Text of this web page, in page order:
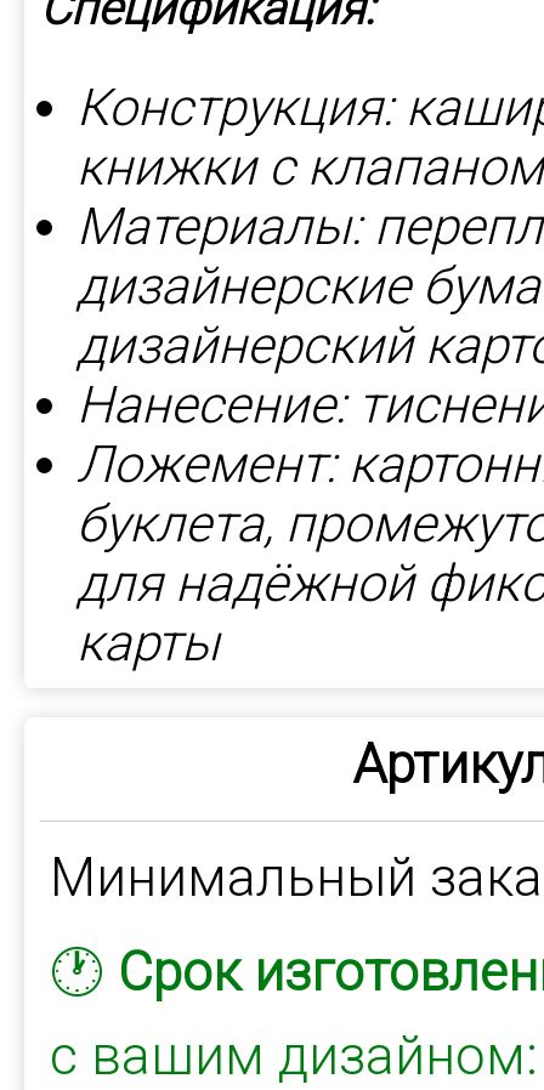
Конструкция:
книжки с
Материалы:
дизайнерские
дизайнерский
Нанесение:
Ложемент:
буклета,
для надёжной
карты
Минимальный
🕐 Срок
с вашим